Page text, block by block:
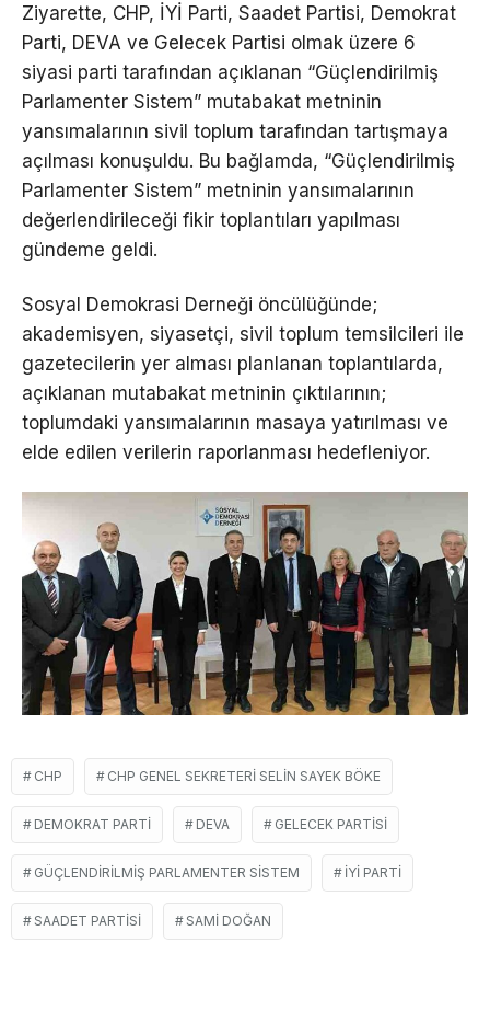
Ziyarette, CHP, İYİ Parti, Saadet Partisi, Demokrat
Parti, DEVA ve Gelecek Partisi olmak üzere 6
siyasi parti tarafından açıklanan “Güçlendirilmiş
Parlamenter Sistem” mutabakat metninin
yansımalarının sivil toplum tarafından tartışmaya
açılması konuşuldu. Bu bağlamda, “Güçlendirilmiş
Parlamenter Sistem” metninin yansımalarının
değerlendirileceği fikir toplantıları yapılması
gündeme geldi.
Sosyal Demokrasi Derneği öncülüğünde;
akademisyen, siyasetçi, sivil toplum temsilcileri ile
gazetecilerin yer alması planlanan toplantılarda,
açıklanan mutabakat metninin çıktılarının;
toplumdaki yansımalarının masaya yatırılması ve
elde edilen verilerin raporlanması hedefleniyor.
CHP CHP GENEL SEKRETERI SELIN SAYEK BÖKE
DEMOKRAT PARTI DEVA GELECEK PARTISI
GÜÇLENDIRILMIŞ PARLAMENTER SISTEM İYİ PARTI
SAADET PARTISI SAMI DOĞAN